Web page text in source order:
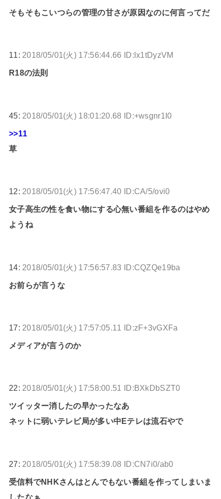
そもそもこいつらの管理の甘さが原因なのに何言ってだ
11: 2018/05/01(火) 17:56:44.66 ID:lx1tDyzVM
R18の法則
45: 2018/05/01(火) 18:01:20.68 ID:+wsgnr1I0
>>11
草
12: 2018/05/01(火) 17:56:47.40 ID:CA/5/ovi0
女子高生の性を食い物にする心無い番組を作るのはやめ
ようね
14: 2018/05/01(火) 17:56:57.83 ID:CQZQe19ba
お前らが言うな
17: 2018/05/01(火) 17:57:05.11 ID:zF+3vGXFa
メディアが言うのか
22: 2018/05/01(火) 17:58:00.51 ID:BXkDbSZT0
ツイッター消したの早かったなあ
ネットに弱いテレビ局が多い中Eテレは流石やで
27: 2018/05/01(火) 17:58:39.08 ID:CN7i0/ab0
受信料でNHKさんはとんでもない番組を作ってしまいま
したなぁ